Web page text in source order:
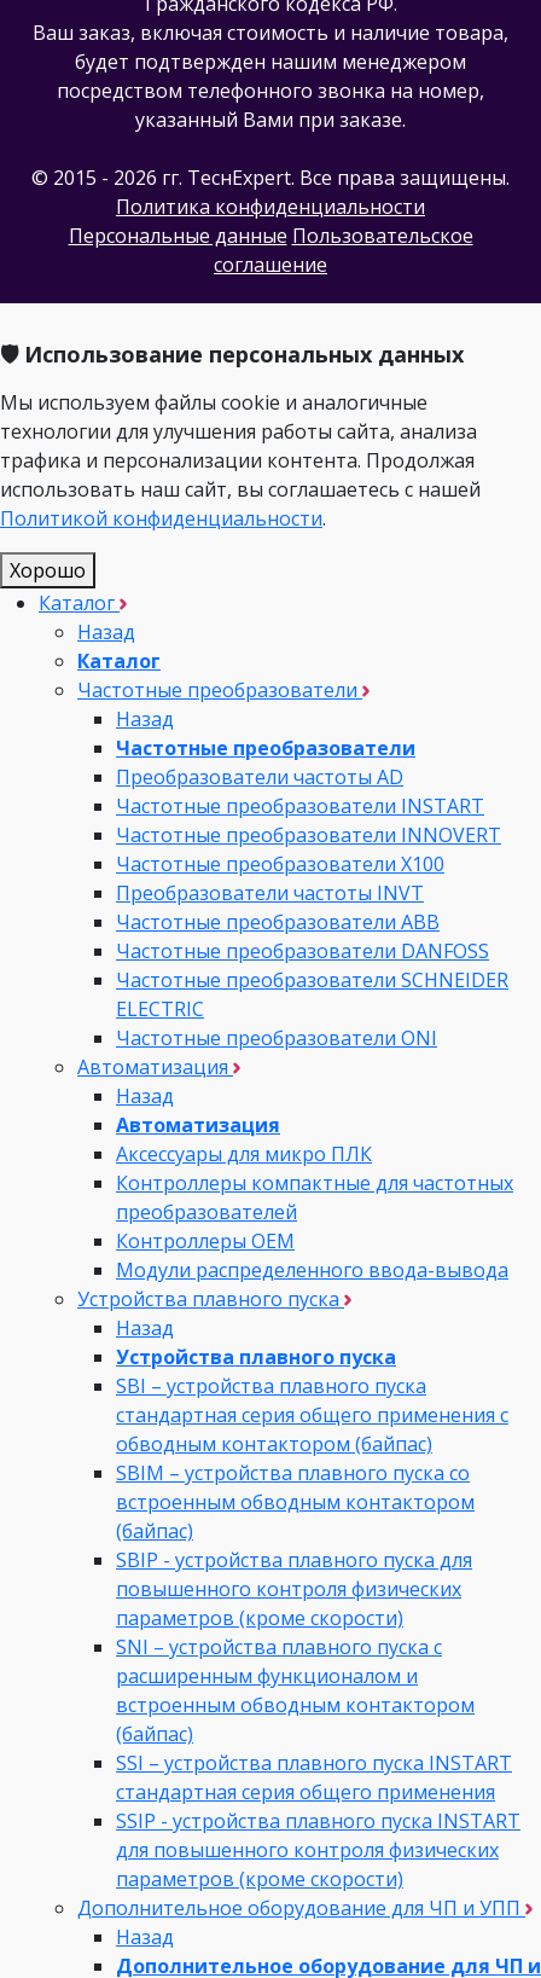
Ваш заказ, включая стоимость и наличие товара,
будет подтвержден нашим менеджером
посредством телефонного звонка на номер,
указанный Вами при заказе.
© 2015 - 2026 гг. ТеcнExpert. Все права защищены.
Политика конфиденциальности
Персональные данные Пользовательское
соглашение
🛡️ Использование персональных данных
Мы используем файлы cookie и аналогичные
технологии для улучшения работы сайта, анализа
трафика и персонализации контента. Продолжая
использовать наш сайт, вы соглашаетесь с нашей
Политикой конфиденциальности.
Хорошо
Каталог
Назад
Каталог
Частотные преобразователи
Назад
Частотные преобразователи
Преобразователи частоты AD
Частотные преобразователи INSTART
Частотные преобразователи INNOVERT
Частотные преобразователи Х100
Преобразователи частоты INVT
Частотные преобразователи ABB
Частотные преобразователи DANFOSS
Частотные преобразователи SCHNEIDER
ELECTRIC
Частотные преобразователи ONI
Автоматизация
Назад
Автоматизация
Аксессуары для микро ПЛК
Контроллеры компактные для частотных
преобразователей
Контроллеры ОЕМ
Модули распределенного ввода-вывода
Устройства плавного пуска
Назад
Устройства плавного пуска
SBI – устройства плавного пуска
стандартная серия общего применения с
обводным контактором (байпас)
SBIM – устройства плавного пуска со
встроенным обводным контактором
(байпас)
SBIP - устройства плавного пуска для
повышенного контроля физических
параметров (кроме скорости)
SNI – устройства плавного пуска с
расширенным функционалом и
встроенным обводным контактором
(байпас)
SSI – устройства плавного пуска INSTART
стандартная серия общего применения
SSIP - устройства плавного пуска INSTART
для повышенного контроля физических
параметров (кроме скорости)
Дополнительное оборудование для ЧП и УПП
Назад
Дополнительное оборудование для ЧП и